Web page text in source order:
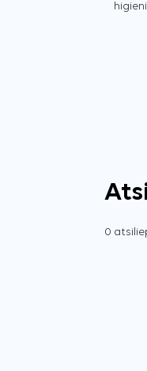
0